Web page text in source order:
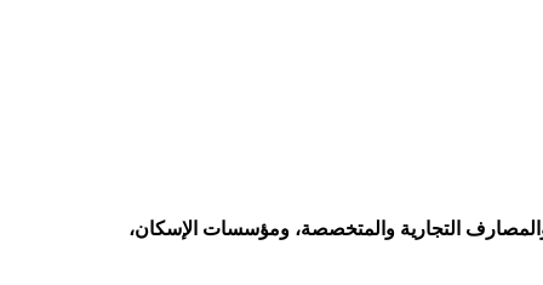
التجارية والمتخصصة، ومؤسسات الإسكان،